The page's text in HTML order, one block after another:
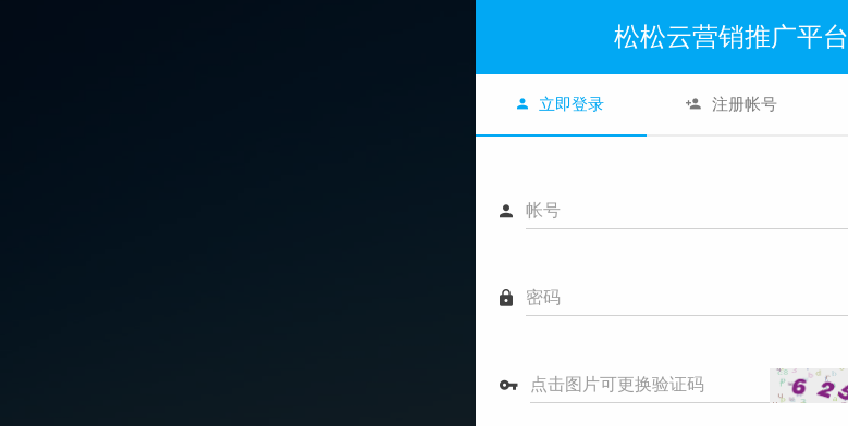
松松云营销推广平台
立即登录 注册帐号
帐号
密码
点击图片可更换验证码